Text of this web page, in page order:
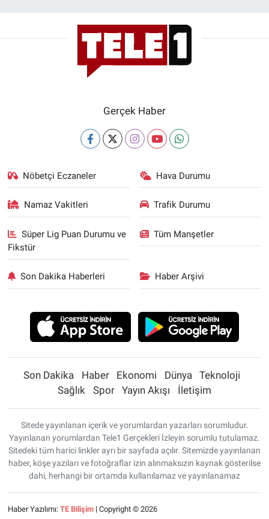
Gerçek Haber
Nöbetçi Eczaneler Hava Durumu
Namaz Vakitleri Trafik Durumu
Süper Lig Puan Durumu ve
Fikstür
Tüm Manşetler
Son Dakika Haberleri Haber Arşivi
Son Dakika Haber Ekonomi Dünya
Teknoloji
Sağlık
Spor Yayın Akışı İletişim
Sitede yayınlanan içerik ve yorumlardan yazarları sorumludur.
Yayınlanan yorumlardan Tele1 Gerçekleri İzleyin sorumlu tutulamaz.
Sitedeki tüm harici linkler ayrı bir sayfada açılır. Sitemizde yayınlanan
haber, köşe yazıları ve fotoğraflar izin alınmaksızın kaynak gösterilse
dahi, herhangi bir ortamda kullanılamaz ve yayınlanamaz
Haber Yazılımı: TE Bilişim| Copyright © 2026